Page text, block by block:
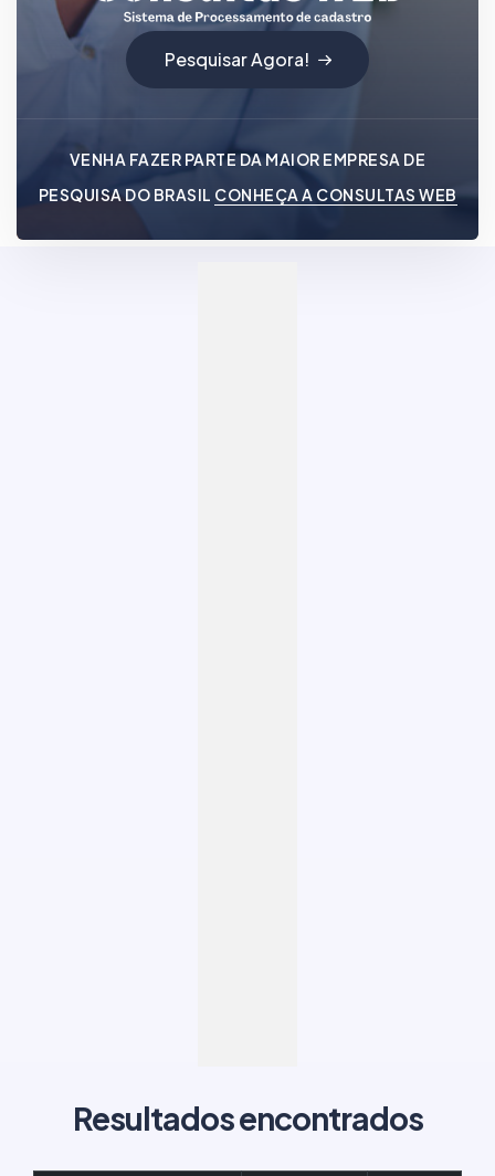
Pesquisar Agora!
VENHA FAZER PARTE DA MAIOR EMPRESA DE
PESQUISA DO BRASIL CONHEÇA A CONSULTAS WEB
Resultados encontrados